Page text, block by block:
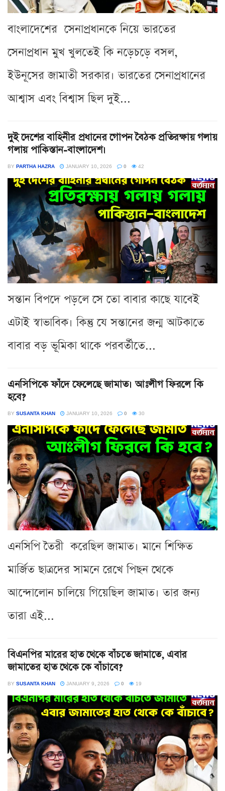
বাংলাদেশের সেনাপ্রধানকে নিয়ে ভারতের
সেনাপ্রধান মুখ খুলতেই কি নড়েচড়ে বসল,
ইউনূসের জামাতী সরকার। ভারতের সেনাপ্রধানের
আশ্বাস এবং বিশ্বাস ছিল দুই...
দুই দেশের বাহিনীর প্রধানের গোপন বৈঠক প্রতিরক্ষায় গলায়
গলায় পাকিস্তান-বাংলাদেশ।
BY PARTHA HAZRA JANUARY 10, 2026 0 42
সন্তান বিপদে পড়লে সে তো বাবার কাছে যাবেই
এটাই স্বাভাবিক। কিন্তু যে সন্তানের জন্ম আটকাতে
বাবার বড় ভূমিকা থাকে পরবর্তীতে...
এনসিপিকে ফাঁদে ফেলেছে জামাত। আঃলীগ ফিরলে কি
হবে?
BY SUSANTA KHAN JANUARY 10, 2026 0 30
এনসিপি তৈরী করেছিল জামাত। মানে শিক্ষিত
মার্জিত ছাত্রদের সামনে রেখে পিছন থেকে
আন্দোলোন চালিয়ে গিয়েছিল জামাত। তার জন্য
তারা এই...
বিএনপির মারের হাত থেকে বাঁচতে জামাতে, এবার
জামাতের হাত থেকে কে বাঁচাবে?
BY SUSANTA KHAN JANUARY 9, 2026 0 19